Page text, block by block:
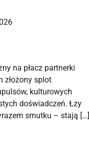
na płacz partnerki
złożony splot
kulturowych
doświadczeń. Łzy
smutku – stają […]